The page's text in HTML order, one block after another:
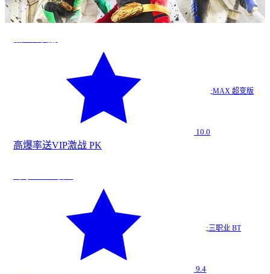
10.0
·MAX 超变版
高爆率送VIP激战 PK
9.4
·三职业 BT